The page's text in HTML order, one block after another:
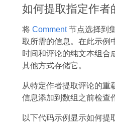
如何提取指定作者
将 Comment节点选择到
取所需的信息。在此示例
时间和评论的纯文本组合
其他方式存储它。
从特定作者提取评论的重
信息添加到数组之前检查
以下代码示例显示如何提